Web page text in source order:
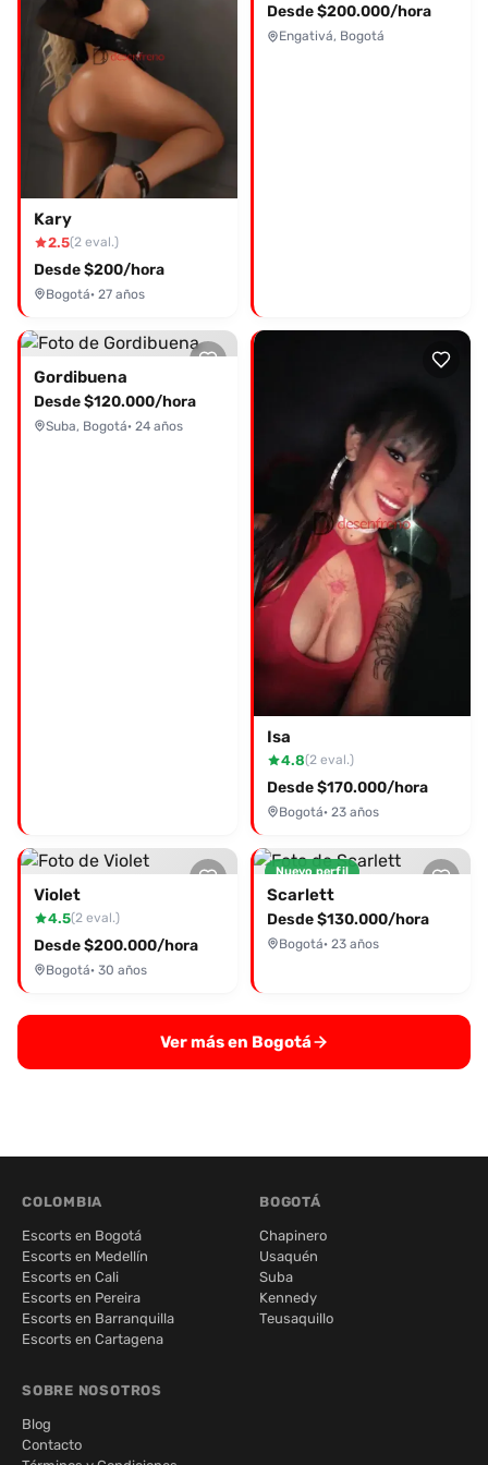
Kary
2.5(2 eval.)
Desde $200/hora
Bogotá· 27 años
Desde $200.000/hora
Engativá, Bogotá
Gordibuena
Desde $120.000/hora
Suba, Bogotá· 24 años
Isa
4.8(2 eval.)
Desde $170.000/hora
Bogotá· 23 años
Violet
4.5(2 eval.)
Desde $200.000/hora
Bogotá· 30 años
Nuevo perfil
Scarlett
Desde $130.000/hora
Bogotá· 23 años
Ver más en Bogotá
COLOMBIA
Escorts en Bogotá
Escorts en Medellín
Escorts en Cali
Escorts en Pereira
Escorts en Barranquilla
Escorts en Cartagena
BOGOTÁ
Chapinero
Usaquén
Suba
Kennedy
Teusaquillo
SOBRE NOSOTROS
Blog
Contacto